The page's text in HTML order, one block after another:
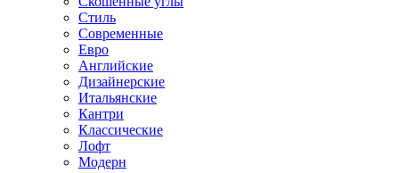
Стиль
Современные
Евро
Английские
Дизайнерские
Итальянские
Кантри
Классические
Лофт
Модерн